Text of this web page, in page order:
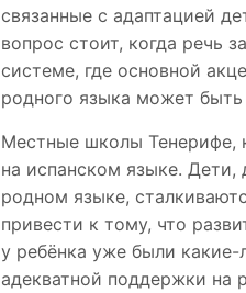
связанные с адаптацией
вопрос стоит, когда речь
системе, где основной
родного языка может быть
Местные школы Тенерифе,
на испанском языке.
родном языке,
привести к тому, что
у ребёнка уже были какие-
адекватной поддержки на